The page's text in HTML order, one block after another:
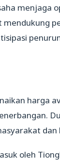
menjaga
harga
oleh